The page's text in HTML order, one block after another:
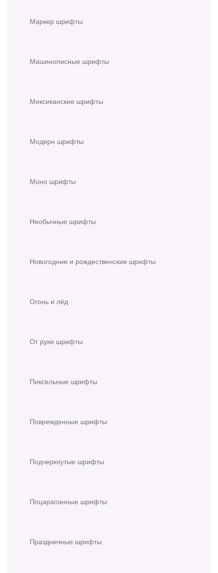
Маркер шрифты
Машинописные шрифты
Мексиканские шрифты
Модерн шрифты
Моно шрифты
Необычные шрифты
Новогодние и рождественские шрифты
Огонь и лёд
От руки шрифты
Пиксельные шрифты
Поврежденные шрифты
Подчеркнутые шрифты
Поцарапанные шрифты
Праздничные шрифты